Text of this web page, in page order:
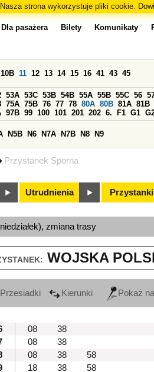
Nasza strona wykorzystuje pliki cookie.
Przystanek Sporna
Dla pasażera Bilety Komunikaty
10B 11 12 13 14 15 16 41 43 45
53A 53C 53B 54B 55A 55B 55C 56
75A 75B 76 77 78 80A 80B 81A 81B
97B 99 100 101 201 202 6. F1 G1
N5B N6 N7A N7B N8 N9
Utrudnienia Przystanki
zmiana trasy
WOJSKA
Przesiadki Kierunki Pokaż
08
38
08
38
08 38
58
18 38
58